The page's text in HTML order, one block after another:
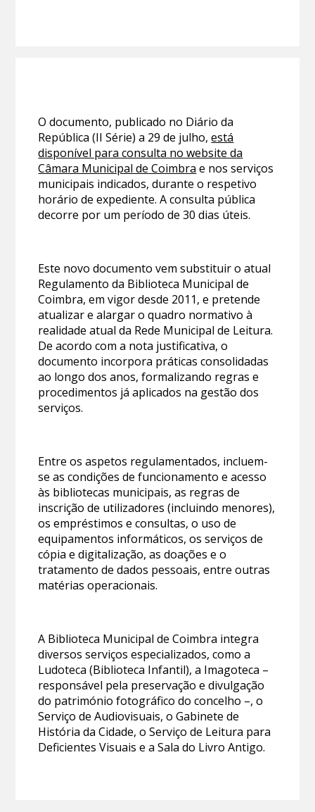
O documento, publicado no Diário da
República (II Série) a 29 de julho,está
disponível para consulta no website da
Câmara Municipal de Coimbra e nos serviços
municipais indicados, durante o respetivo
horário de expediente. A consulta pública
decorre por um período de 30 dias úteis.
Este novo documento vem substituir o atual
Regulamento da Biblioteca Municipal de
Coimbra, em vigor desde 2011, e pretende
atualizar e alargar o quadro normativo à
realidade atual da Rede Municipal de Leitura.
De acordo com a nota justificativa, o
documento incorpora práticas consolidadas
ao longo dos anos, formalizando regras e
procedimentos já aplicados na gestão dos
serviços.
Entre os aspetos regulamentados, incluem-
se as condições de funcionamento e acesso
às bibliotecas municipais, as regras de
inscrição de utilizadores (incluindo menores),
os empréstimos e consultas, o uso de
equipamentos informáticos, os serviços de
cópia e digitalização, as doações e o
tratamento de dados pessoais, entre outras
matérias operacionais.
A Biblioteca Municipal de Coimbra integra
diversos serviços especializados, como a
Ludoteca (Biblioteca Infantil), a Imagoteca –
responsável pela preservação e divulgação
do património fotográfico do concelho –, o
Serviço de Audiovisuais, o Gabinete de
História da Cidade, o Serviço de Leitura para
Deficientes Visuais e a Sala do Livro Antigo.